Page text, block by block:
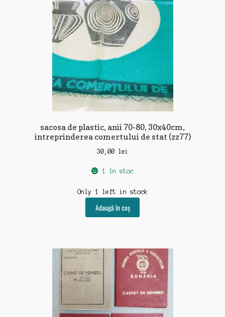
sacosa de plastic, anii 70-80, 30x40cm,
intreprinderea comertului de stat (zz77)
30,00 lei
1 în stoc
Only 1 left in stock
Adaugă în coș